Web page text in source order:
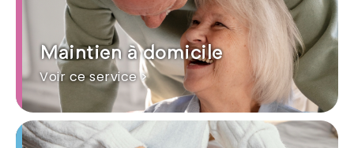
Maintien à domicile
Voir ce service >